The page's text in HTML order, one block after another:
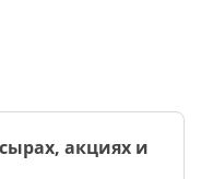
акциях и